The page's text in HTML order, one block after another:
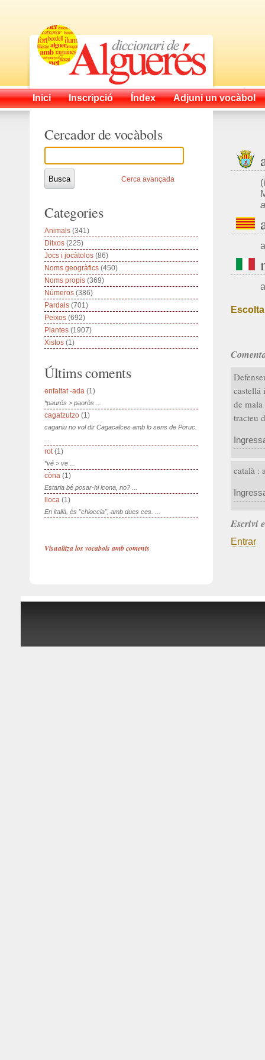
Inici Inscripció Índex Adjuni un vocàbol
castellá
de
tracteu
català :
Escrivi
Entrar
Cercador de vocàbols
Cerca avançada
Categories
Animals (341)
Ditxos (225)
Jocs i jocàtolos (86)
Noms geogràfics (450)
Noms propis (369)
Números (386)
Pardals (701)
Peixos (692)
Plantes (1907)
Xistos (1)
Últims coments
enfaltat -ada (1)
*paurós > paorós ...
cagatzutzo (1)
caganiu no vol dir Cagacalces amb lo sens de Poruc.
rot(1)
*vé > ve ...
còna (1)
Estaria bé posar-hi icona, no? ...
lloca (1)
En italià, és "chioccia", amb dues ces. ...
Visualitza los vocabols amb coments